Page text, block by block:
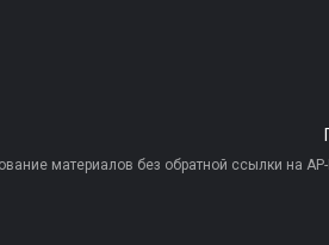
материалов без обратной ссылки на